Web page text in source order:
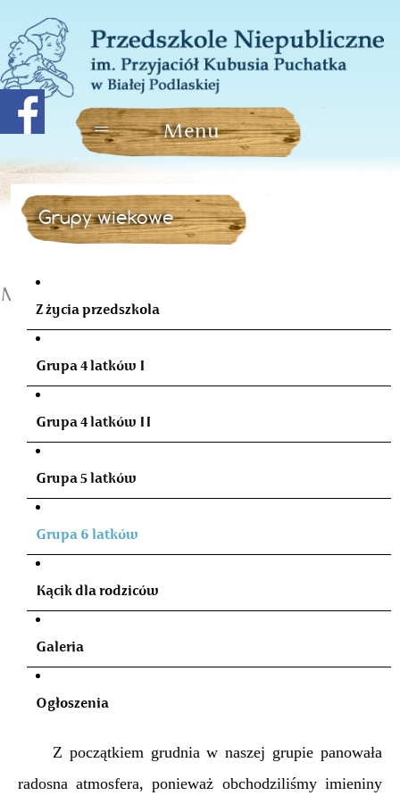
Grupy wiekowe
Mikołajki
Z życia przedszkola
Grupa 4 latków I
Grupa 4 latków II
Grupa 5 latków
Grupa 6 latków
Kącik dla rodziców
Galeria
Ogłoszenia
Z początkiem grudnia w naszej grupie panowała
radosna atmosfera, ponieważ obchodziliśmy imieniny